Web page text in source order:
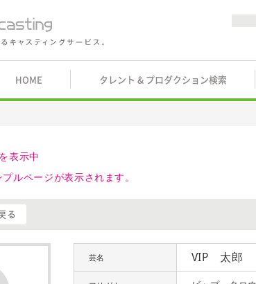
HOME タレント & プロダクション検索
表示中
ルページが表示されます。
る
芸名 VIP 太郎